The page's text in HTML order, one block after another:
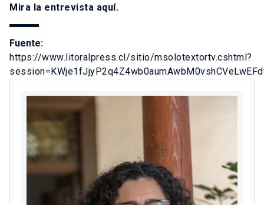
Mira la entrevista aquí.
Fuente:
https://www.litoralpress.cl/sitio/msolotextortv.cshtml?